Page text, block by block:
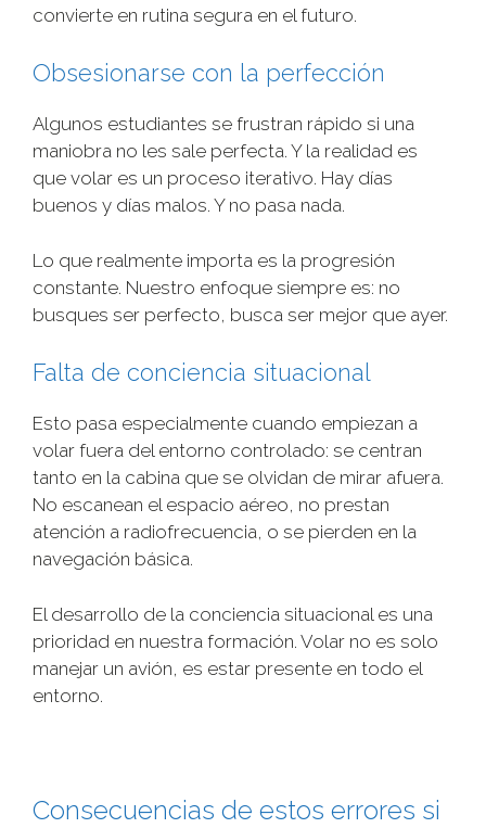
convierte en rutina segura en el futuro.
Obsesionarse con la perfección
Algunos estudiantes se frustran rápido si una
maniobra no les sale perfecta. Y la realidad es
que volar es un proceso iterativo. Hay días
buenos y días malos. Y no pasa nada.
Lo que realmente importa es la progresión
constante. Nuestro enfoque siempre es: no
busques ser perfecto, busca ser mejor que ayer.
Falta de conciencia situacional
Esto pasa especialmente cuando empiezan a
volar fuera del entorno controlado: se centran
tanto en la cabina que se olvidan de mirar afuera.
No escanean el espacio aéreo, no prestan
atención a radiofrecuencia, o se pierden en la
navegación básica.
El desarrollo de la conciencia situacional es una
prioridad en nuestra formación. Volar no es solo
manejar un avión, es estar presente en todo el
entorno.
Consecuencias de estos errores si